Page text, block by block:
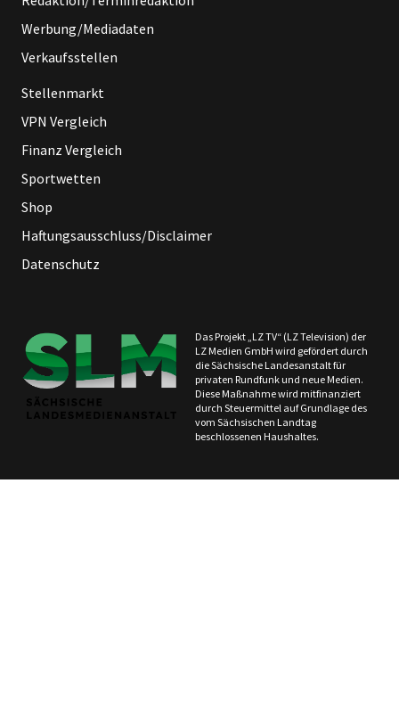
Werbung/Mediadaten
Verkaufsstellen
Stellenmarkt
VPN Vergleich
Finanz Vergleich
Sportwetten
Shop
Haftungsausschluss/Disclaimer
Datenschutz
Das Projekt „LZ TV“ (LZ Television) der
LZ Medien GmbH wird gefördert durch
die Sächsische Landesanstalt für
privaten Rundfunk und neue Medien.
Diese Maßnahme wird mitfinanziert
durch Steuermittel auf Grundlage des
vom Sächsischen Landtag
beschlossenen Haushaltes.